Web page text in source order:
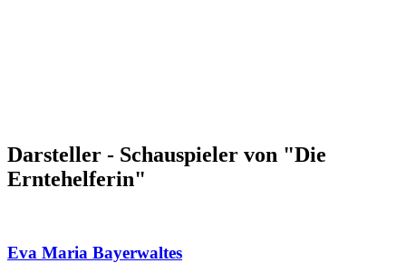
Darsteller - Schauspieler von "Die
Erntehelferin"
Eva Maria Bayerwaltes